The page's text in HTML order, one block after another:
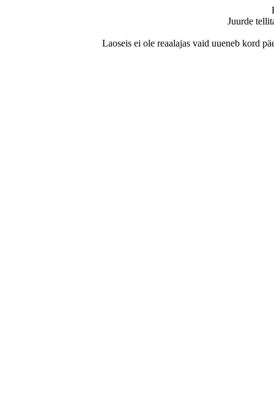
Juurde
Laoseis ei ole reaalajas vaid uueneb kord